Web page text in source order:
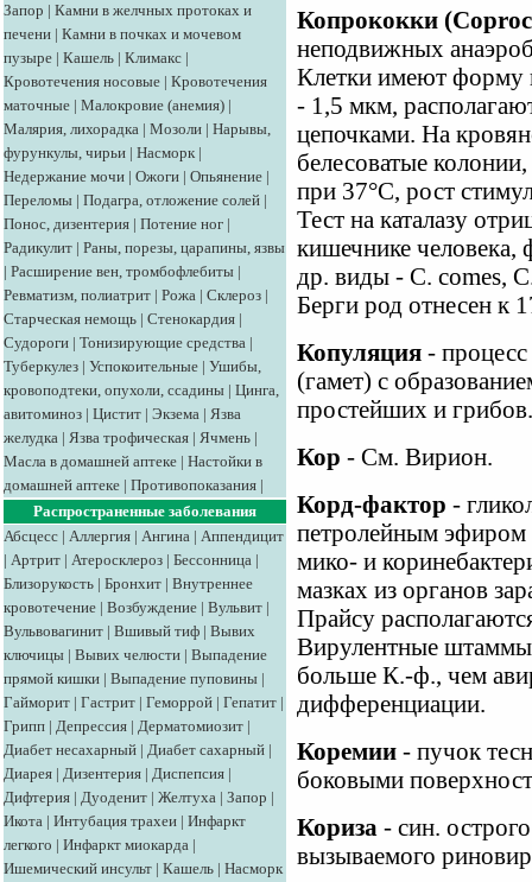
Запор | Камни в желчных протоках и
печени | Камни в почках и мочевом
пузыре | Кашель | Климакс |
Кровотечения носовые | Кровотечения
маточные | Малокровие (анемия) |
Малярия, лихорадка | Мозоли | Нарывы,
фурункулы, чирьи | Насморк |
Недержание мочи | Ожоги | Опьянение |
Переломы | Подагра, отложение солей |
Понос, дизентерия | Потение ног |
Радикулит | Раны, порезы, царапины, язвы
| Расширение вен, тромбофлебиты |
Ревматизм, полиатрит | Рожа | Склероз |
Старческая немощь | Стенокардия |
Судороги | Тонизирующие средства |
Туберкулез | Успокоительные | Ушибы,
кровоподтеки, опухоли, ссадины | Цинга,
авитоминоз | Цистит | Экзема | Язва
желудка | Язва трофическая | Ячмень |
Масла в домашней аптеке | Настойки в
домашней аптеке | Противопоказания |
Распространенные заболевания
Абсцесс | Аллергия | Ангина | Аппендицит
| Артрит | Атеросклероз | Бессонница |
Близорукость | Бронхит | Внутреннее
кровотечение | Возбуждение | Вульвит |
Вульвовагинит | Вшивый тиф | Вывих
ключицы | Вывих челюсти | Выпадение
прямой кишки | Выпадение пуповины |
Гайморит | Гастрит | Геморрой | Гепатит |
Грипп | Депрессия | Дерматомиозит |
Диабет несахарный | Диабет сахарный |
Диарея | Дизентерия | Диспепсия |
Дифтерия | Дуоденит | Желтуха | Запор |
Икота | Интубация трахеи | Инфаркт
легкого | Инфаркт миокарда |
Ишемический инсульт | Кашель | Насморк
Копрококки
неподвижных
Клетки имеют форму
- 1,5 мкм,
цепочками. На
белесоватые
при 37°С, рост
Тест на каталазу
кишечнике человека,
др. виды - С. comes,
Берги род отнесен к
Копуляция -
(гамет) с
простейших и грибов.
Кор - См. Вирион.
Корд-фактор -
петролейным эфиром
мико- и
мазках из органов
Прайсу
Вирулентные штаммы
больше К.-ф., чем
дифференциации.
Коремии - пучок
боковыми
Кориза - син.
вызываемого